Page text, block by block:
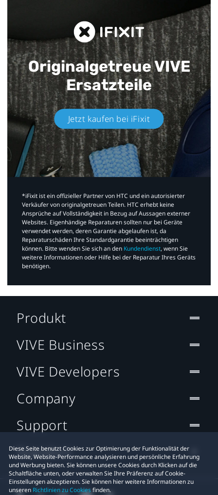
Originalgetreue VIVE
Ersatzteile
Jetzt kaufen bei iFixit​
*iFixit ist ein offizieller Partner von HTC und ein autorisierter
Verkäufer von originalgetreuen Teilen. HTC erhebt keine
Ansprüche auf Vollständigkeit in Bezug auf Aussagen externer
Websites. Eigenhändige Reparaturen sollten nur bei Geräte
verwendet werden, deren Garantie abgelaufen ist, da
Reparaturschäden Ihre Standardgarantie beeinträchtigen
können. Bitte wenden Sie sich an den Kundendienst, wenn Sie
weitere Informationen oder Hilfe bei der Reparatur Ihres Geräts
benötigen.​
Diese Seite benutzt Cookies zur Optimierung der Funktionalität der
Website, Website-Performance analysieren und persönliche Erfahrung
und Werbung bieten. Sie können unsere Cookies durch Klicken auf die
Schaltfläche unten, oder verwalten Sie Ihre Präferenz auf Cookie-
Einstellungen akzeptieren. Sie können hier weitere Informationen zu
unseren Richtlinien zu Cookiesfinden.
Produkt
VIVE Business
VIVE Developers
Company
Support
Standort